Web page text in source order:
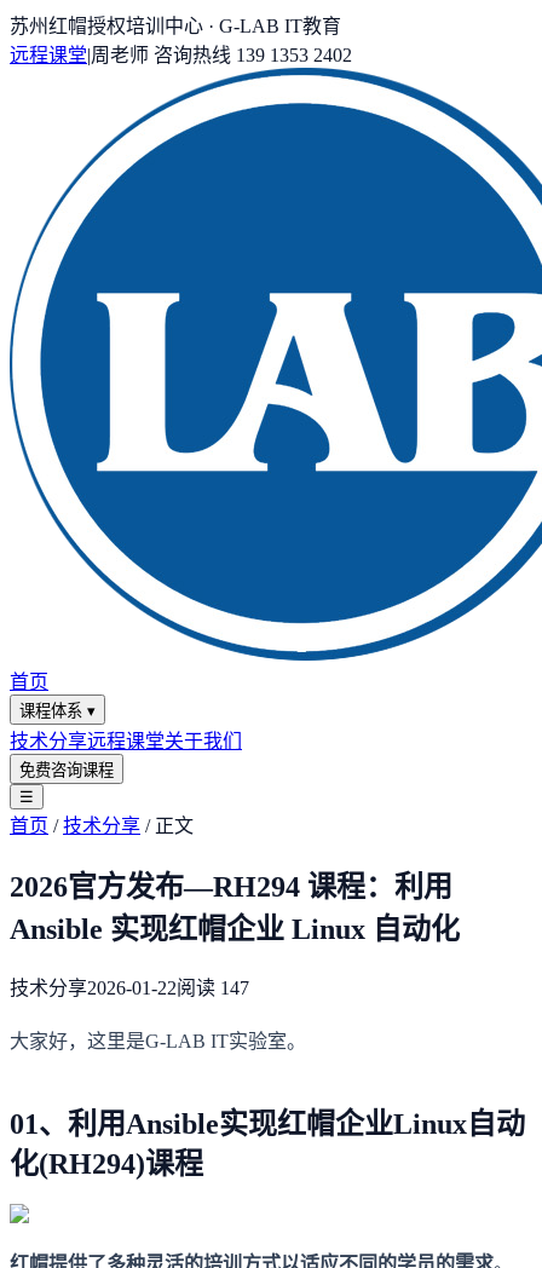
苏州红帽授权培训中心 · G-LAB IT教育
远程课堂|周老师 咨询热线 139 1353 2402
首页
课程体系 ▾
技术分享远程课堂关于我们
免费咨询课程
☰
首页 /技术分享 / 正文
2026官方发布—RH294 课程：利用
Ansible 实现红帽企业 Linux 自动化
技术分享2026-01-22阅读 147
大家好，这里是G-LAB IT实验室。
01、利用Ansible实现红帽企业Linux自动
化(RH294)课程